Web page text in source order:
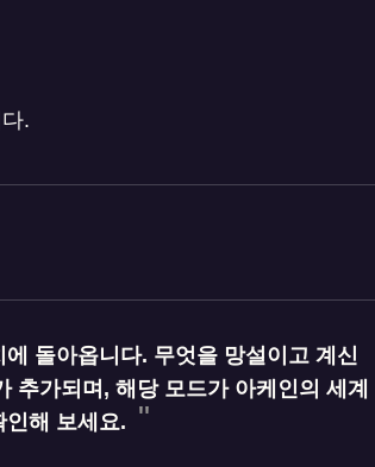
.
돌아옵니다. 무엇을 망설이고 계신
추가되며, 해당 모드가 아케인의 세계
해 보세요.